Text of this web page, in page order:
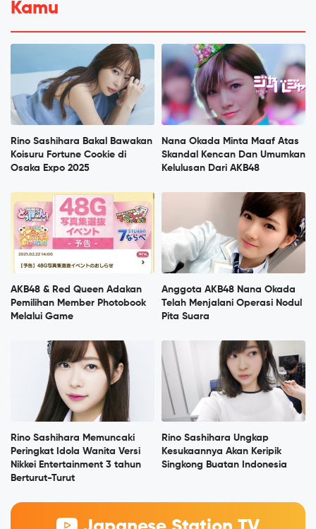
Kamu
Rino Sashihara Bakal Bawakan
Koisuru Fortune Cookie di
Osaka Expo 2025
Nana Okada Minta Maaf Atas
Skandal Kencan Dan Umumkan
Kelulusan Dari AKB48
AKB48 & Red Queen Adakan
Pemilihan Member Photobook
Melalui Game
Anggota AKB48 Nana Okada
Telah Menjalani Operasi Nodul
Pita Suara
Rino Sashihara Memuncaki
Peringkat Idola Wanita Versi
Nikkei Entertainment 3 tahun
Berturut-Turut
Rino Sashihara Ungkap
Kesukaannya Akan Keripik
Singkong Buatan Indonesia